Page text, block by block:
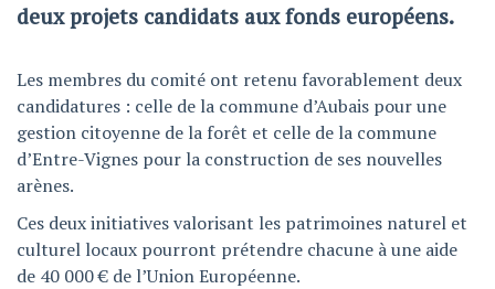
deux projets candidats aux fonds européens.
Les membres du comité ont retenu favorablement deux
candidatures : celle de la commune d’Aubais pour une
gestion citoyenne de la forêt et celle de la commune
d’Entre-Vignes pour la construction de ses nouvelles
arènes.
Ces deux initiatives valorisant les patrimoines naturel et
culturel locaux pourront prétendre chacune à une aide
de 40 000 € de l’Union Européenne.